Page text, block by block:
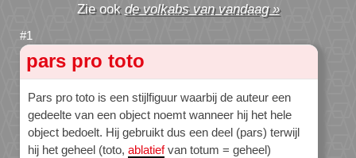
de volkabs van vandaag »
pars pro toto
Pars pro toto is een stijlfiguur waarbij de auteur een
gedeelte van een object noemt wanneer hij het hele
object bedoelt. Hij gebruikt dus een deel (pars) terwijl
hij het geheel (toto, ablatiefvan totum = geheel)